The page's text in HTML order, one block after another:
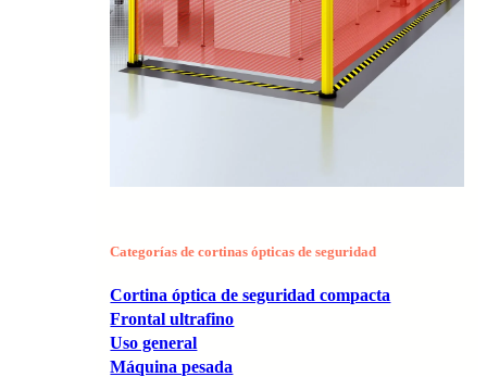
Categorías de cortinas ópticas de seguridad
Cortina óptica de seguridad compacta
Frontal ultrafino
Uso general
Máquina pesada